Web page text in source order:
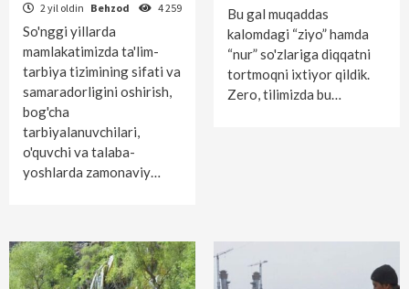
2 yil oldin Behzod 4 259
So'nggi yillarda
mamlakatimizda ta'lim-
tarbiya tizimining sifati va
samaradorligini oshirish,
bog'cha
tarbiyalanuvchilari,
o'quvchi va talaba-
yoshlarda zamonaviy…
Bu gal muqaddas
kalomdagi “ziyo” hamda
“nur” so'zlariga diqqatni
tortmoqni ixtiyor qildik.
Zero, tilimizda bu…